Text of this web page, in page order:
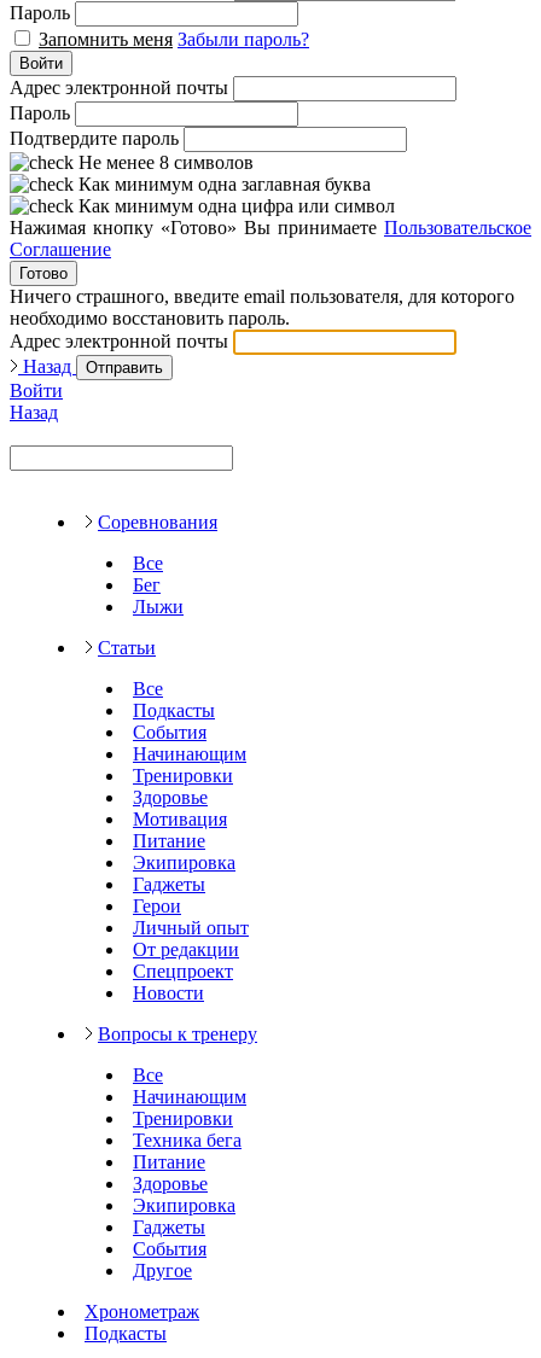
Пароль
Запомнить меня Забыли пароль?
Войти
Адрес электронной почты
Пароль
Подтвердите пароль
Не менее 8 символов
Как минимум одна заглавная буква
Как минимум одна цифра или символ
Нажимая кнопку «Готово» Вы принимаете Пользовательское
Соглашение
Готово
Ничего страшного, введите email пользователя, для которого
необходимо восстановить пароль.
Адрес электронной почты
Назад
Отправить
Войти
Назад
Соревнования
Все
Бег
Лыжи
Статьи
Все
Подкасты
События
Начинающим
Тренировки
Здоровье
Мотивация
Питание
Экипировка
Гаджеты
Герои
Личный опыт
От редакции
Спецпроект
Новости
Вопросы к тренеру
Все
Начинающим
Тренировки
Техника бега
Питание
Здоровье
Экипировка
Гаджеты
События
Другое
Хронометраж
Подкасты